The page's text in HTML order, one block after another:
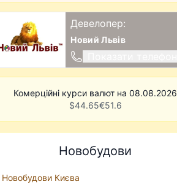
Девелопер:
Новий Львів
Комерційні курси валют на 08.08.2026
$44.65€51.6
Новобудови
Новобудови Києва